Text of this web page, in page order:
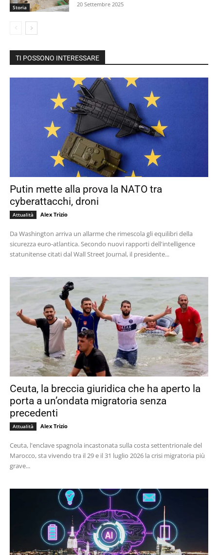
Storia 20 Settembre 2025
TI POSSONO INTERESSARE
Putin mette alla prova la NATO tra
cyberattacchi, droni
Attualità Alex Trizio
Da Washington arriva un allarme che rimescola gli equilibri della
sicurezza euro-atlantica. Secondo nuovi rapporti dell'intelligence
statunitense citati dal Wall Street Journal, il presidente...
Ceuta, la breccia giuridica che ha aperto la
porta a un’ondata migratoria senza
precedenti
Attualità Alex Trizio
Ceuta, l'enclave spagnola incastonata sulla costa settentrionale del
Marocco, sta vivendo tra il 29 e il 31 luglio 2026 la crisi migratoria più
grave...